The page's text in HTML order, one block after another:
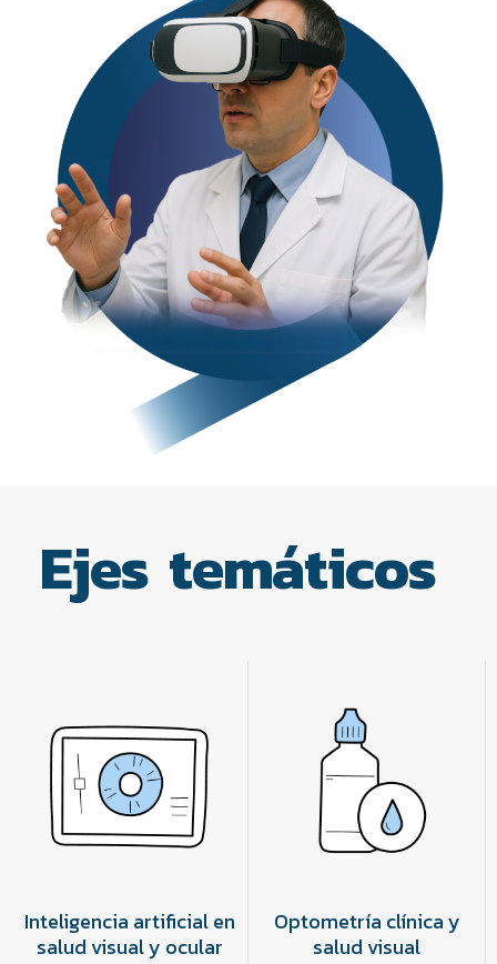
Ejes temáticos
Inteligencia artificial en
salud visual y ocular
Optometría clínica y
salud visual